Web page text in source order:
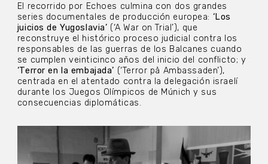
El recorrido por Echoes culmina con dos grandes
series documentales de producción europea: ‘Los
juicios de Yugoslavia’ (‘A War on Trial’), que
reconstruye el histórico proceso judicial contra los
responsables de las guerras de los Balcanes cuando
se cumplen veinticinco años del inicio del conflicto; y
‘Terror en la embajada’ (‘Terror på Ambassaden’),
centrada en el atentado contra la delegación israelí
durante los Juegos Olímpicos de Múnich y sus
consecuencias diplomáticas.